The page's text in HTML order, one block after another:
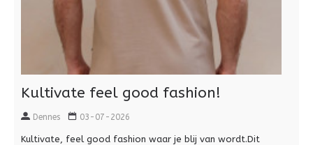
Kultivate feel good fashion!
Dennes 03-07-2026
Kultivate, feel good fashion waar je blij van wordt.Dit